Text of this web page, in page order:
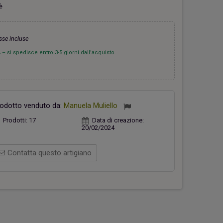
Casetta verde
incluse
– si spedisce entro 3-5 giorni dall’acquisto
venduto da: Manuela Muliello
Prodotti: 17
Data di creazione:
20/02/2024
Contatta questo artigiano